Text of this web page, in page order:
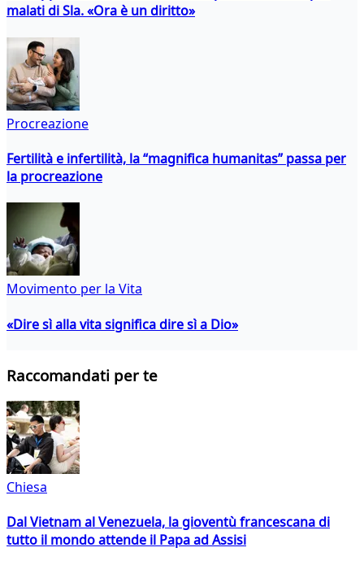
malati di Sla. «Ora è un diritto»
Procreazione
Fertilità e infertilità, la “magnifica humanitas” passa per
la procreazione
Movimento per la Vita
«Dire sì alla vita significa dire sì a Dio»
Raccomandati per te
Chiesa
Dal Vietnam al Venezuela, la gioventù francescana di
tutto il mondo attende il Papa ad Assisi